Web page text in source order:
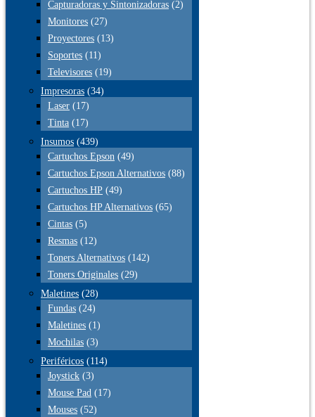
Capturadoras y Sintonizadoras (2)
Monitores (27)
Proyectores (13)
Soportes (11)
Televisores (19)
Impresoras (34)
Laser (17)
Tinta (17)
Insumos (439)
Cartuchos Epson (49)
Cartuchos Epson Alternativos (88)
Cartuchos HP (49)
Cartuchos HP Alternativos (65)
Cintas (5)
Resmas (12)
Toners Alternativos (142)
Toners Originales (29)
Maletines (28)
Fundas (24)
Maletines (1)
Mochilas (3)
Periféricos (114)
Joystick (3)
Mouse Pad (17)
Mouses (52)